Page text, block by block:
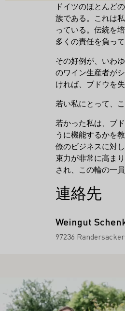
ドイツのほとんど
族である。これは
っている。伝統を
多くの責任を負っ
その好例が、いわ
のワイン生産者が
ければ、ブドウを
若い私にとって、
若かった私は、ブ
うに機能するかを
僚のビジネスに対
束力が非常に高ま
され、この輪の一
連絡先
Weingut
97236